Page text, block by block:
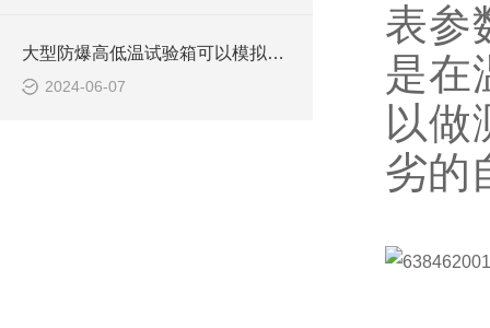
大型防爆高低温试验箱可以模拟出各种恶劣环境
2024-06-07
表参
是在
以做
劣的